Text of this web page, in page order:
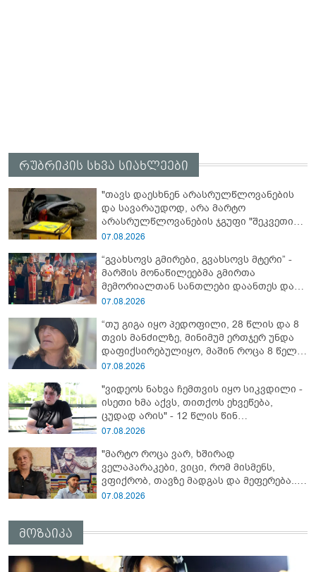
რუბრიკის სხვა სიახლეები
"თავს დაესხნენ არასრულწლოვანების
და სავარაუდოდ, არა მარტო
არასრულწლოვანების ჯგუფი "შეკვეთის
მიტანისას, "გლოვოს" კურიერია
ადვოკატი?
07.08.2026
“გვახსოვს გმირები, გვახსოვს მტერი” -
მარშის მონაწილეებმა გმირთა
მემორიალთან სანთლები დაანთეს და
გმირების ხსოვნას პატივი მიაგეს
07.08.2026
“თუ გიგა იყო პედოფილი, 28 წლის და 8
თვის მანძილზე, მინიმუმ ერთჯერ უნდა
დაფიქსირებულიყო, მაშინ როცა 8 წელი
ამზადებდა მოსწავლეებს! - იპოვონ ერთი
ავიწროებდა” - ეკა კუპატაძე
07.08.2026
"ვიდეოს ნახვა ჩემთვის იყო სიკვდილი -
ისეთი ხმა აქვს, თითქოს ეხვეწება,
ცუდად არის" - 12 წლის წინ
გაუჩინარებული ბიჭის დედა
კომენტარს აკეთებს
07.08.2026
"მარტო როცა ვარ, ხშირად
ველაპარაკები, ვიცი, რომ მისმენს,
ვფიქრობ, თავზე მადგას და მეფერება...“
- გიორგი კეკელიძე გმირი ანწუხელიძის
07.08.2026
მოზაიკა